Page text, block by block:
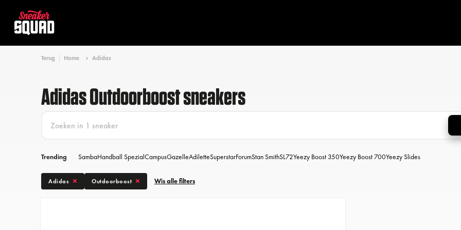
Terug Home Adidas
Adidas Outdoorboost sneakers
Trending SambaHandball SpezialCampusGazelleAdiletteSuperstarForumStan SmithSL72Yeezy Boost 350Yeezy Boost 700Yeezy Slides
Adidas Outdoorboost Wis alle filters